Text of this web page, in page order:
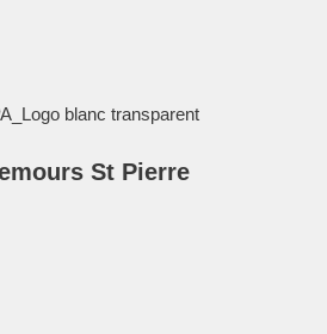
St Pierre